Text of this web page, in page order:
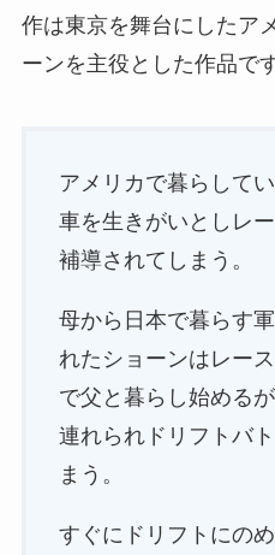
作は東京を舞台にしたア
ーンを主役とした作品です
アメリカで暮らして
車を生きがいとしレ
補導されてしまう。
母から日本で暮らす
れたショーンはレー
で父と暮らし始める
連れられドリフトバ
まう。
すぐにドリフトにの